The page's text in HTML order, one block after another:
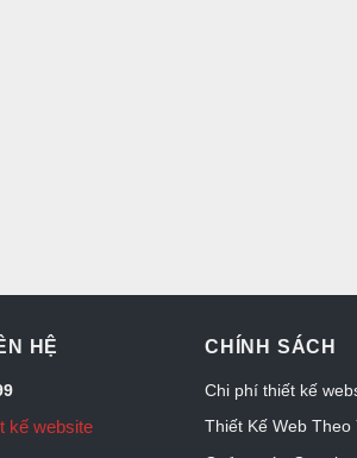
HỆ
kế website
CHÍNH SÁCH
Chi phí thiết kế
Thiết Kế Web Theo